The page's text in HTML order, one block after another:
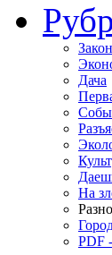
Дача
На
PDF